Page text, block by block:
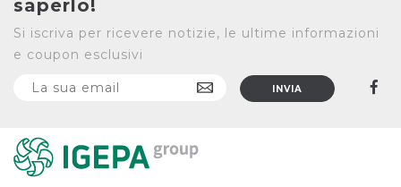
saperlo!
Si iscriva per ricevere notizie, le ultime informazioni
e coupon esclusivi